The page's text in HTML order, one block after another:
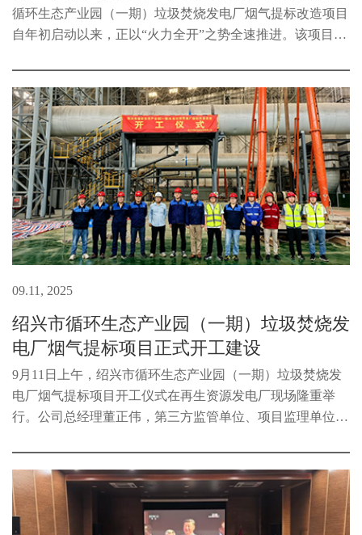
循环生态产业园（一期）垃圾焚烧发电厂烟气提标改造项目
自年初启动以来，正以“火力全开”之势全速推进。该项目概
09.11, 2025
绍兴市循环生态产业园（一期）垃圾焚烧发
电厂烟气提标项目正式开工建设
9月11日上午，绍兴市循环生态产业园（一期）垃圾焚烧发
电厂烟气提标项目开工仪式在再生资源发电厂现场隆重举
行。公司总经理董正伟，第三方监管单位、项目监理单位代